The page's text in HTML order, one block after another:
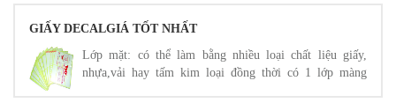
GIẤY DECALGIÁ TỐT NHẤT
Lớp mặt: có thể làm bằng nhiều loại chất liệu giấy,
nhựa,vải hay tấm kim loại đồng thời có 1 lớp màng